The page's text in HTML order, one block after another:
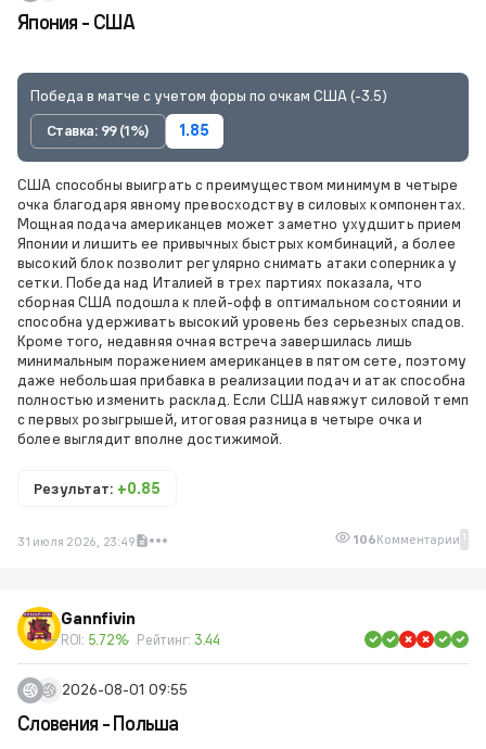
Япония - США
Победа в матче с учетом форы по очкам США (-3.5)
Ставка: 99 (1%)
1.85
США способны выиграть с преимуществом минимум в четыре
очка благодаря явному превосходству в силовых компонентах.
Мощная подача американцев может заметно ухудшить прием
Японии и лишить ее привычных быстрых комбинаций, а более
высокий блок позволит регулярно снимать атаки соперника у
сетки. Победа над Италией в трех партиях показала, что
сборная США подошла к плей-офф в оптимальном состоянии и
способна удерживать высокий уровень без серьезных спадов.
Кроме того, недавняя очная встреча завершилась лишь
минимальным поражением американцев в пятом сете, поэтому
даже небольшая прибавка в реализации подач и атак способна
полностью изменить расклад. Если США навяжут силовой темп
с первых розыгрышей, итоговая разница в четыре очка и
более выглядит вполне достижимой.
Результат: +0.85
31 июля 2026, 23:49 106Комментарии 1
Gannfivin
ROI: 5.72% Рейтинг: 3.44
2026-08-01 09:55
Словения - Польша